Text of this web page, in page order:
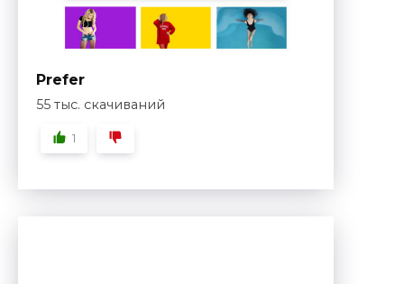
Prefer
55 тыс. скачиваний
1